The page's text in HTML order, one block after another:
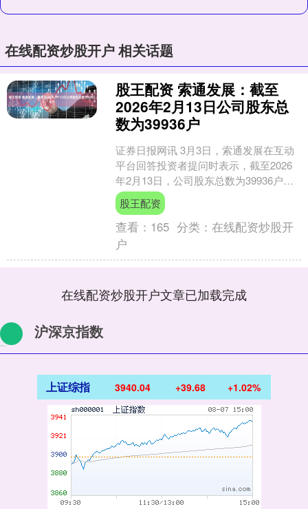
在线配资炒股开户 相关话题
股王配资 索通发展：截至
2026年2月13日公司股东总
数为39936户
证券日报网讯 3月3日，索通发展在互动
平台回答投资者提问时表示，截至2026
年2月13日，公司股东总数为39936户。
（文章来源：证券日报） 海量资讯、精
准解....
股王配资
查看： 165 分类：在线配资炒股开
户
在线配资炒股开户文章已加载完成
沪深京指数
上证综指 3940.04 +39.68 +1.02%